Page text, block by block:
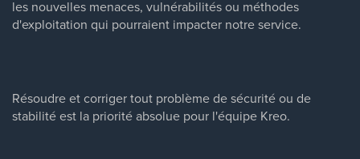
les nouvelles menaces, vulnérabilités ou méthodes
d'exploitation qui pourraient impacter notre service.
Résoudre et corriger tout problème de sécurité ou de
stabilité est la priorité absolue pour l'équipe Kreo.